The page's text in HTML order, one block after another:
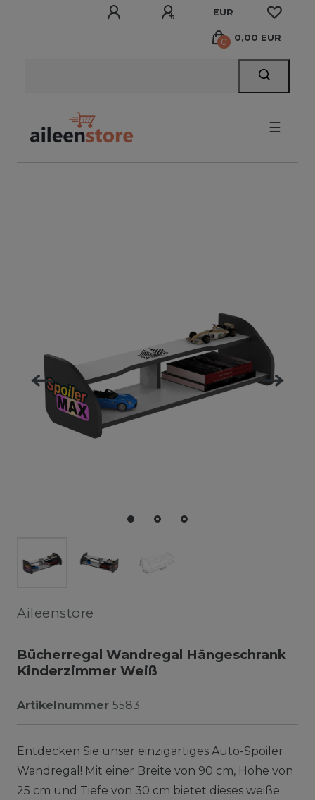
EUR
0 0,00 EUR
☰
Aileenstore
Bücherregal Wandregal Hängeschrank
Kinderzimmer Weiß
Artikelnummer 5583
Entdecken Sie unser einzigartiges Auto-Spoiler
Wandregal! Mit einer Breite von 90 cm, Höhe von
25 cm und Tiefe von 30 cm bietet dieses weiße